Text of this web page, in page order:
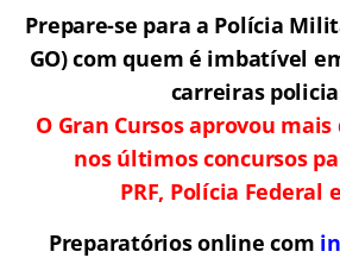
Prepare-se para a Polícia
GO) com quem é imbatível
carreiras
O Gran Cursos aprovou mais
nos últimos concursos
PRF, Polícia Federal
Preparatórios online com